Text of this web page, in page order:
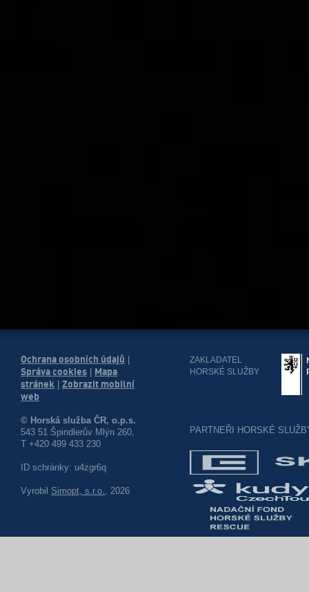
Ochrana osobních údajů
Správa cookies
Mapa
stránek
Zobrazit mobilní
web
© Horská služba ČR, o.p.s.
543 51 Špindlerův Mlýn 260,
T +420 499 433 230
ID schránky: u4zgr6q
Vyrobil Simopt, s.r.o., 2026
ZAKLADATEL
HORSKÉ SLUŽBY
PARTNEŘI HORSKÉ